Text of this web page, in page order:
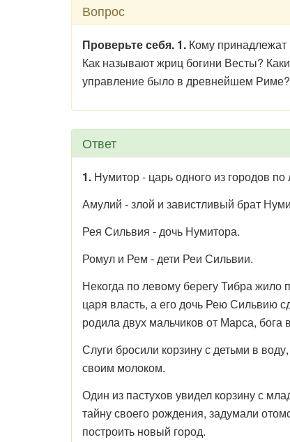
Вопрос
Проверьте себя. 1. Кому
Как называют жриц богини Весты?
управление было в древнейшем Риме?
Ответ
1. Нумитор - царь одного из городов
Амулий - злой и завистливый брат
Рея Сильвия - дочь Нумитора.
Ромул и Рем - дети Реи Сильвии.
Некогда по левому берегу Тибра
царя власть, а его дочь Рею Сильвию
родила двух мальчиков от Марса,
Слуги бросили корзину с детьми в
своим молоком.
Один из пастухов увидел корзину с
тайну своего рождения, задумали
построить новый город.